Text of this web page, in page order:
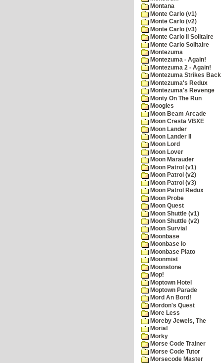
Montana
Monte Carlo (v1)
Monte Carlo (v2)
Monte Carlo (v3)
Monte Carlo II Solitaire
Monte Carlo Solitaire
Montezuma
Montezuma - Again!
Montezuma 2 - Again!
Montezuma Strikes Back
Montezuma's Redux
Montezuma's Revenge
Monty On The Run
Moogles
Moon Beam Arcade
Moon Cresta VBXE
Moon Lander
Moon Lander II
Moon Lord
Moon Lover
Moon Marauder
Moon Patrol (v1)
Moon Patrol (v2)
Moon Patrol (v3)
Moon Patrol Redux
Moon Probe
Moon Quest
Moon Shuttle (v1)
Moon Shuttle (v2)
Moon Survial
Moonbase
Moonbase Io
Moonbase Plato
Moonmist
Moonstone
Mop!
Moptown Hotel
Moptown Parade
Mord An Bord!
Mordon's Quest
More Less
Moreby Jewels, The
Moria!
Morky
Morse Code Trainer
Morse Code Tutor
Morsecode Master